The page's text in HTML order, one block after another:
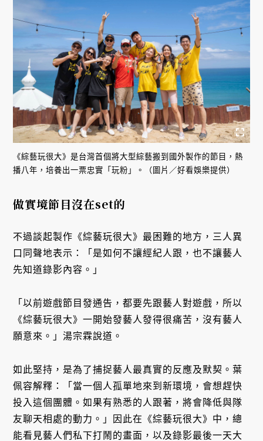
《綜藝玩很大》是台灣首個將大型綜藝搬到國外製作的節目，熱
播八年，培養出一票忠實「玩粉」。（圖片／好看娛樂提供）
做實境節目沒在set的
不過談起製作《綜藝玩很大》最困難的地方，三人異
口同聲地表示：「是如何不讓經紀人跟，也不讓藝人
先知道錄影內容。」
「以前遊戲節目發通告，都要先跟藝人對遊戲，所以
《綜藝玩很大》一開始發藝人發得很痛苦，沒有藝人
願意來。」湯宗霖說道。
如此堅持，是為了捕捉藝人最真實的反應及默契。葉
佩容解釋：「當一個人孤單地來到新環境，會想趕快
投入這個團體。如果有熟悉的人跟著，將會降低與隊
友聊天相處的動力。」因此在《綜藝玩很大》中，總
能看見藝人們私下打鬧的畫面，以及錄影最後一天大